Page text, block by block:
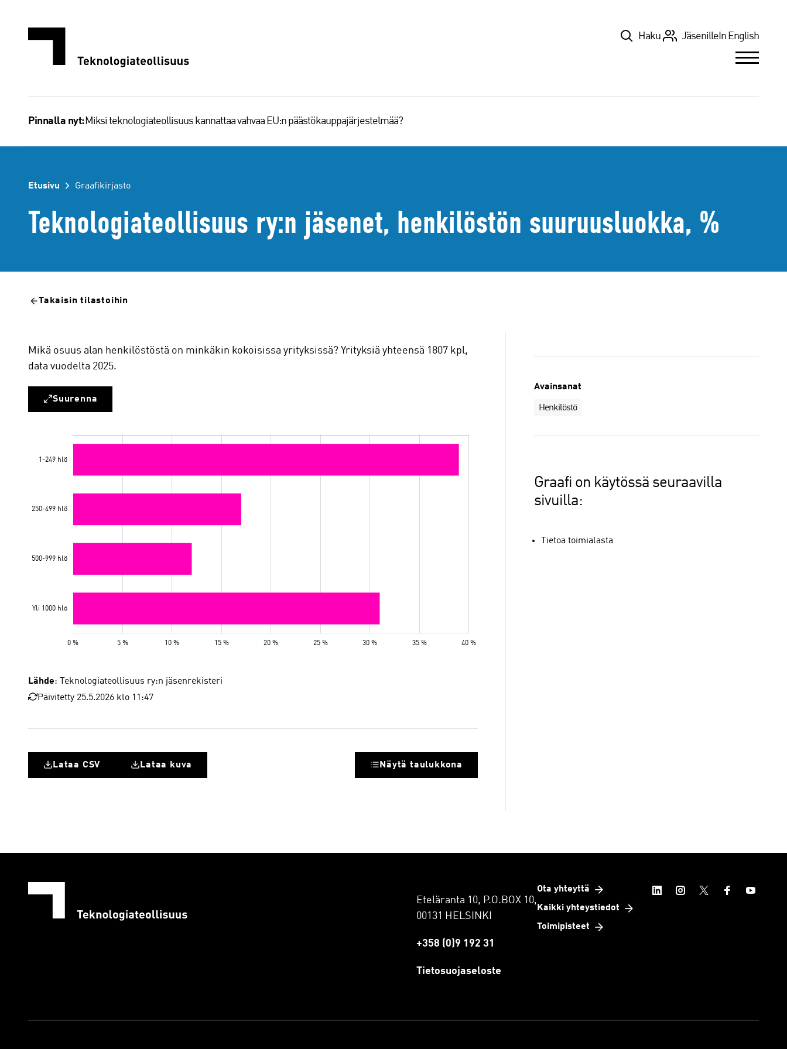
TopHaku Jäsenille In English
Pinnalla nyt: Miksi teknologiateollisuus kannattaa vahvaa EU:n päästökauppajärjestelmää?
Etusivu Graafikirjasto
Teknologiateollisuus ry:n jäsenet, henkilöstön suuruusluokka, %
Takaisin tilastoihin
Mikä osuus alan henkilöstöstä on minkäkin kokoisissa yrityksissä? Yrityksiä yhteensä 1807 kpl,
data vuodelta 2025.
Suurenna
Lähde: Teknologiateollisuus ry:n jäsenrekisteri
Päivitetty 25.5.2026 klo 11:47
Lataa CSV Lataa kuva Näytä taulukkona
Avainsanat
Henkilöstö
Graafi on käytössä seuraavilla
sivuilla:
Tietoa toimialasta
Eteläranta 10, P.O.BOX 10,
00131 HELSINKI
+358 (0)9 192 31
Tietosuojaseloste
Ota yhteyttä
Kaikki yhteystiedot
Toimipisteet